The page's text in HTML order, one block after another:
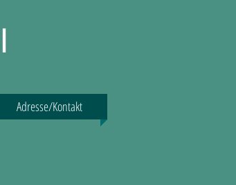
Adresse/Kontakt